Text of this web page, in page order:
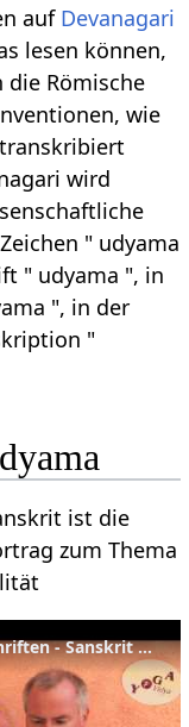
auf Devanagari
lesen können,
Römische
wie
wird
" udyama
" udyama ", in
", in der
"
ist die
zum Thema
Rig Veda - älteste indische heilige Schriften - Sanskrit Wörterbuch